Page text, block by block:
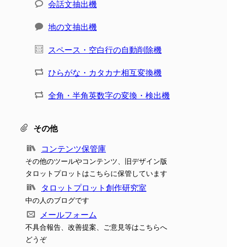
会話文抽出機
地の文抽出機
スペース・空白行の自動削除機
ひらがな・カタカナ相互変換機
全角・半角英数字の変換・検出機
その他
コンテンツ保管庫
その他のツールやコンテンツ、旧デザイン版
タロットプロットはこちらに保管しています
タロットプロット創作研究室
中の人のブログです
メールフォーム
不具合報告、改善提案、ご意見等はこちらへ
どうぞ